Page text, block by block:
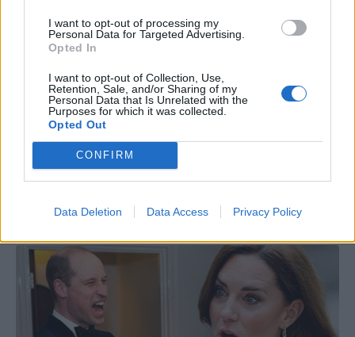
I want to opt-out of processing my
Personal Data for Targeted Advertising.
Opted In
I want to opt-out of Collection, Use,
Retention, Sale, and/or Sharing of my
Personal Data that Is Unrelated with the
Purposes for which it was collected.
Opted Out
CONFIRM
Data Deletion Data Access Privacy Policy